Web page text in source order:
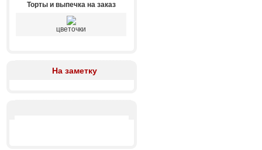
Торты и выпечка на заказ
цветочки
На заметку